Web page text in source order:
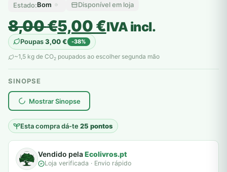
Estado:Bom Disponível em loja
8,00€
O
preço
original
era:
8,00 €.
5,00€
O
preço
atual
é:
5,00 €.
IVA incl.
Poupas3,00€ -38%
~1,5 kg de CO2 poupados ao escolher segunda mão
SINOPSE
Mostrar Sinopse
Esta compra dá-te25 pontos
plantar árvores reais
Vendido pelaEcolivros.pt
Loja verificada · Envio rápido